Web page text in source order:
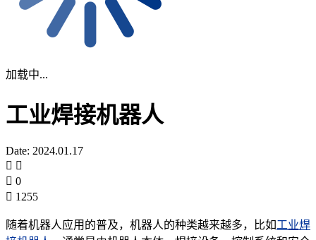
加载中...
工业焊接机器人
Date: 2024.01.17
0
1255
随着机器人应用的普及，机器人的种类越来越多，比如工业焊